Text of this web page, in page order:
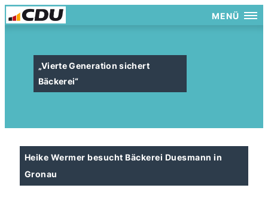
MENÜ
Vierte Generation sichert
Bäckerei“
Heike Wermer besucht Bäckerei Duesmann in
Gronau